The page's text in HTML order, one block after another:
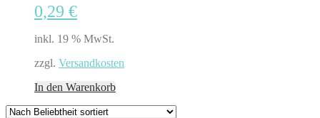
0,29 €
inkl. 19 % MwSt.
zzgl. Versandkosten
In den Warenkorb